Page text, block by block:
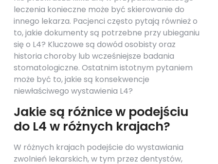
leczenia konieczne może być skierowanie do
innego lekarza. Pacjenci często pytają również o
to, jakie dokumenty są potrzebne przy ubieganiu
się o L4? Kluczowe są dowód osobisty oraz
historia choroby lub wcześniejsze badania
stomatologiczne. Ostatnim istotnym pytaniem
może być to, jakie są konsekwencje
niewłaściwego wystawienia L4?
Jakie są różnice w podejściu
do L4 w różnych krajach?
W różnych krajach podejście do wystawiania
zwolnień lekarskich, w tym przez dentystów,